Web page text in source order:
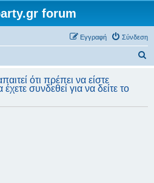
forum
Σύνδεση
Εγγραφή
ότι πρέπει να είστε
συνδεθεί για να δείτε το